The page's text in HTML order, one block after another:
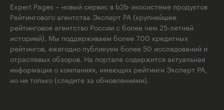
Expert Pages – новый сервис в b2b-экосистеме продуктов
Рейтингового агентства Эксперт РА (крупнейшее
рейтинговое агентство России с более чем 25-летней
историей). Мы поддерживаем более 700 кредитных
рейтингов, ежегодно публикуем более 50 исследований и
отраслевых обзоров. На портале содержится актуальная
информация о компаниях, имеющих рейтинги Эксперт РА,
но не только (следите за обновлениями).